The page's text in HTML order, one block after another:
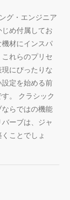
グ・エンジニア
め付属してお
材にインスパ
れらのプリセ
にぴったりな
定を始める前
。 クラシック
らではの機能
ーブは、ジャ
ことでしょ